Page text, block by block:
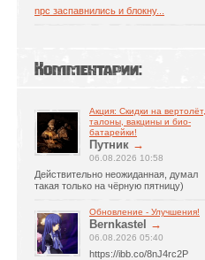
npc заспавнились и блокну...
Комментарии:
Акция: Скидки на вертолёт,
талоны, вакцины и био-
батарейки!
Путник →
06.08.2026 10:58
Действительно неожиданная, думал
такая только на чёрную пятницу)
Обновление - Улучшения!
Bernkastel →
06.08.2026 05:40
https://ibb.co/8nJ4rc2P